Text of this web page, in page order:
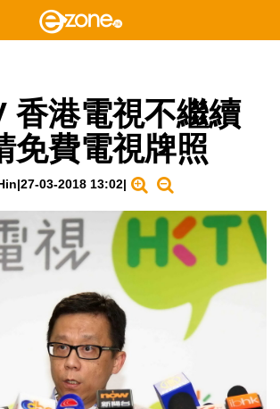
Instagram
Transformation
香港電視不繼續
免費電視牌照
|27-03-2018 13:02|